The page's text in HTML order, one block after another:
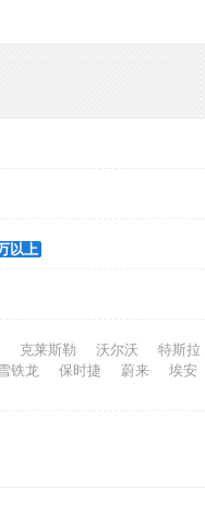
以上
克莱斯勒 沃尔沃 特斯拉
铁龙 保时捷 蔚来 埃安